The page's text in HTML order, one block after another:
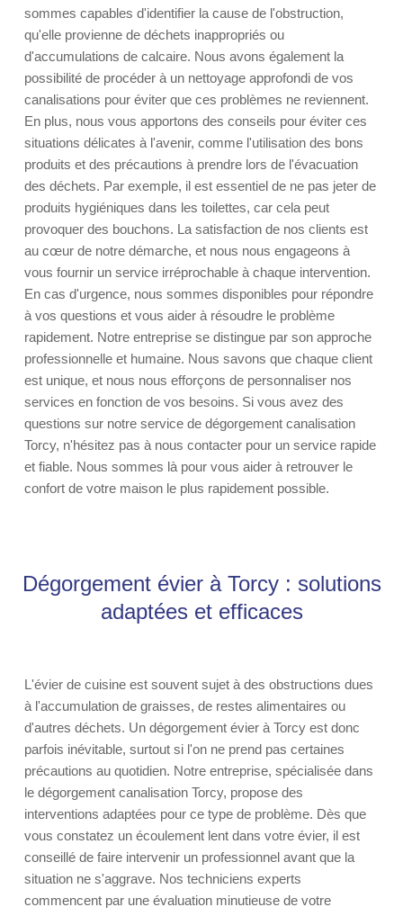
sommes capables d'identifier la cause de l'obstruction,
qu'elle provienne de déchets inappropriés ou
d'accumulations de calcaire. Nous avons également la
possibilité de procéder à un nettoyage approfondi de vos
canalisations pour éviter que ces problèmes ne reviennent.
En plus, nous vous apportons des conseils pour éviter ces
situations délicates à l'avenir, comme l'utilisation des bons
produits et des précautions à prendre lors de l'évacuation
des déchets. Par exemple, il est essentiel de ne pas jeter de
produits hygiéniques dans les toilettes, car cela peut
provoquer des bouchons. La satisfaction de nos clients est
au cœur de notre démarche, et nous nous engageons à
vous fournir un service irréprochable à chaque intervention.
En cas d'urgence, nous sommes disponibles pour répondre
à vos questions et vous aider à résoudre le problème
rapidement. Notre entreprise se distingue par son approche
professionnelle et humaine. Nous savons que chaque client
est unique, et nous nous efforçons de personnaliser nos
services en fonction de vos besoins. Si vous avez des
questions sur notre service de dégorgement canalisation
Torcy, n'hésitez pas à nous contacter pour un service rapide
et fiable. Nous sommes là pour vous aider à retrouver le
confort de votre maison le plus rapidement possible.
Dégorgement évier à Torcy : solutions
adaptées et efficaces
L'évier de cuisine est souvent sujet à des obstructions dues
à l'accumulation de graisses, de restes alimentaires ou
d'autres déchets. Un dégorgement évier à Torcy est donc
parfois inévitable, surtout si l'on ne prend pas certaines
précautions au quotidien. Notre entreprise, spécialisée dans
le dégorgement canalisation Torcy, propose des
interventions adaptées pour ce type de problème. Dès que
vous constatez un écoulement lent dans votre évier, il est
conseillé de faire intervenir un professionnel avant que la
situation ne s'aggrave. Nos techniciens experts
commencent par une évaluation minutieuse de votre